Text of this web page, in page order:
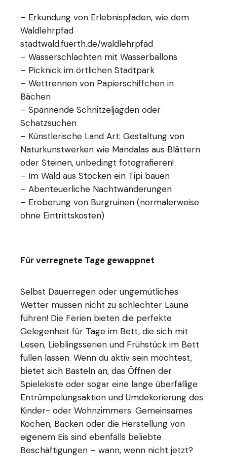
– Erkundung von Erlebnispfaden, wie dem
Waldlehrpfad
stadtwald.fuerth.de/waldlehrpfad
– Wasserschlachten mit Wasserballons
– Picknick im örtlichen Stadtpark
– Wettrennen von Papierschiffchen in
Bächen
– Spannende Schnitzeljagden oder
Schatzsuchen
– Künstlerische Land Art: Gestaltung von
Naturkunstwerken wie Mandalas aus Blättern
oder Steinen, unbedingt fotografieren!
– Im Wald aus Stöcken ein Tipi bauen
– Abenteuerliche Nachtwanderungen
– Eroberung von Burgruinen (normalerweise
ohne Eintrittskosten)
Für verregnete Tage gewappnet
Selbst Dauerregen oder ungemütliches
Wetter müssen nicht zu schlechter Laune
führen! Die Ferien bieten die perfekte
Gelegenheit für Tage im Bett, die sich mit
Lesen, Lieblingsserien und Frühstück im Bett
füllen lassen. Wenn du aktiv sein möchtest,
bietet sich Basteln an, das Öffnen der
Spielekiste oder sogar eine lange überfällige
Entrümpelungsaktion und Umdekorierung des
Kinder- oder Wohnzimmers. Gemeinsames
Kochen, Backen oder die Herstellung von
eigenem Eis sind ebenfalls beliebte
Beschäftigungen – wann, wenn nicht jetzt?